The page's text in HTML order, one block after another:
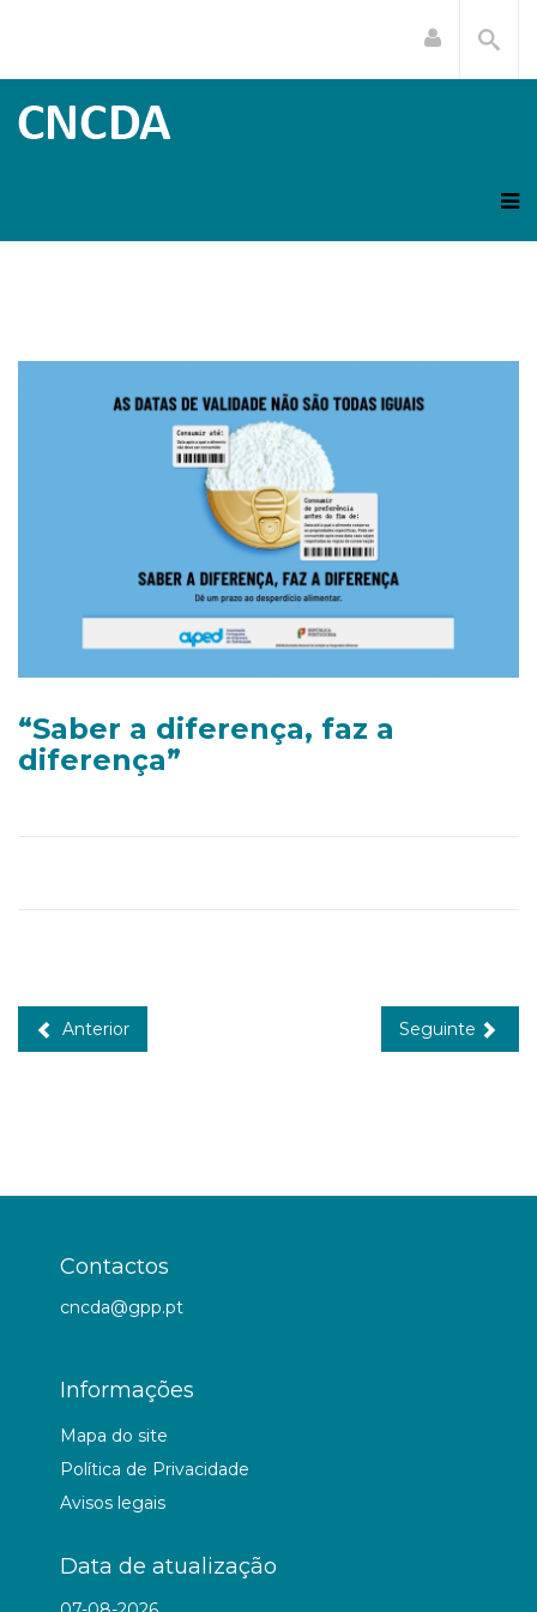
“Saber a diferença, faz a
diferença”
Anterior Seguinte
Contactos
cncda@gpp.pt
Informações
Mapa do site
Política de Privacidade
Avisos legais
Data de atualização